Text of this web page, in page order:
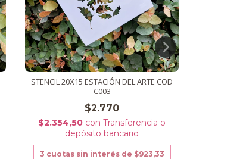
STENCIL 20X15 ESTACIÓN DEL ARTE COD
C003
$2.770
$2.354,50 con Transferencia o
depósito bancario
3 cuotas sin interés de $923,33